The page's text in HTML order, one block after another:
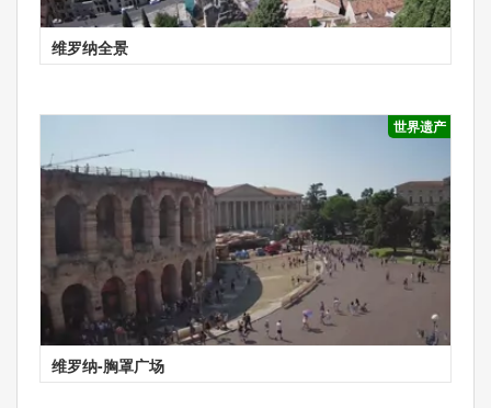
维罗纳全景
世界遗产
维罗纳-胸罩广场